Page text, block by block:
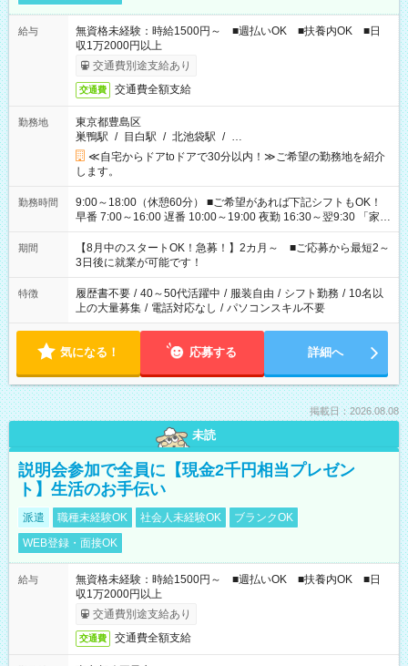
給与
無資格未経験：時給1500円～ ■週払いOK ■扶養内OK ■日
収1万2000円以上
交通費別途支給あり
交通費 交通費全額支給
勤務地
東京都豊島区
巣鴨駅 / 目白駅 / 北池袋駅 / …
≪自宅からドアtoドアで30分以内！≫ご希望の勤務地を紹介
します。
勤務時間
9:00～18:00（休憩60分） ■ご希望があれば下記シフトもOK！
早番 7:00～16:00 遅番 10:00～19:00 夜勤 16:30～翌9:30 「家族
と休みを合わせたい」 「余裕を持って夕飯の準備がしたい」
「できれば残業はしたくない」 など、ご希望を教えてください
ね。 ※Wワーク希望の方へ 今ご覧のお仕事で希望する勤務時間
と、もう1つのお仕事の勤務時間。 合計で週40時間を超える場
合は応募できません。
期間
【8月中のスタートOK！急募！】2カ月～ ■ご応募から最短2～
3日後に就業が可能です！
特徴 履歴書不要 / 40～50代活躍中 / 服装自由 / シフト勤務 / 10名以
上の大量募集 / 電話対応なし / パソコンスキル不要
気になる！ 応募する 詳細へ
掲載日：2026.08.08
未読
説明会参加で全員に【現金2千円相当プレゼン
ト】生活のお手伝い
派遣 職種未経験OK 社会人未経験OK
ブランクOK
WEB登録・面接OK
給与
無資格未経験：時給1500円～ ■週払いOK ■扶養内OK ■日
収1万2000円以上
交通費別途支給あり
交通費 交通費全額支給